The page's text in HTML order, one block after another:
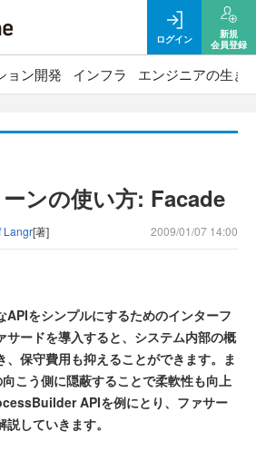
ログイン
新規
会員登録
ョン開発 インフラ エンジニアの生き
ンの使い方: Facade
Langr[著] 2009/01/07 14:00
をシンプルにするためのインターフ
サードを導入すると、システム内部の概
、保守費用も抑えることができます。ま
こう側に隠蔽することで柔軟性も向上
APIを例にとり、ファサー
していきます。